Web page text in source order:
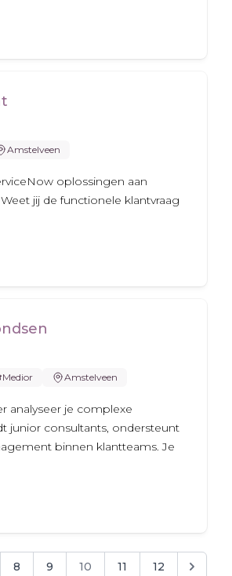
Amstelveen
oplossingen aan
jij de functionele klantvraag
Medior Amstelveen
analyseer je complexe
junior consultants, ondersteunt
binnen klantteams. Je
8 9 10 11 12